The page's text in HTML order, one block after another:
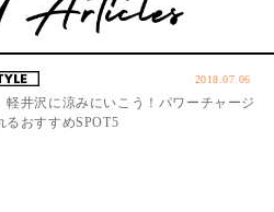
2018.07.06
軽井沢に涼みにいこう！パワーチャージ
るおすすめSPOT5